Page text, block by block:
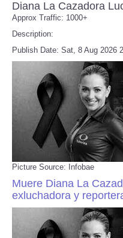
Diana La Cazadora
Approx Traffic: 1000+
Description:
Publish Date: Sat, 8 Aug 2026
Picture Source: Infobae
Muere Diana La
exluchadora y